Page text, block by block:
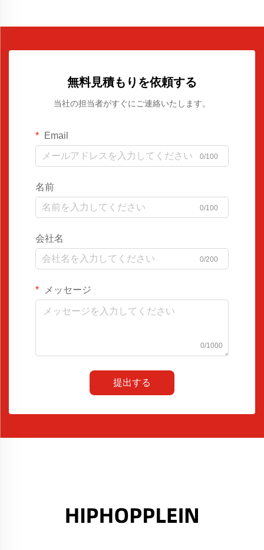
無料見積もりを依頼する
当社の担当者がすぐにご連絡いたします。
Email
0/100
名前
0/100
会社名
0/200
メッセージ
0/1000
提出する